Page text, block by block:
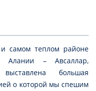
самом теплом районе
Алании – Авсаллар,
большая
о которой мы спешим